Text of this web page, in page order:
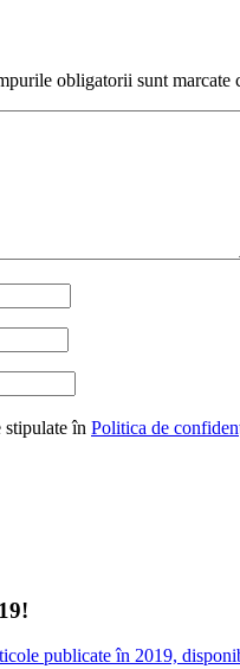
obligatorii sunt marcate
stipulate în Politica de
publicate în 2019,